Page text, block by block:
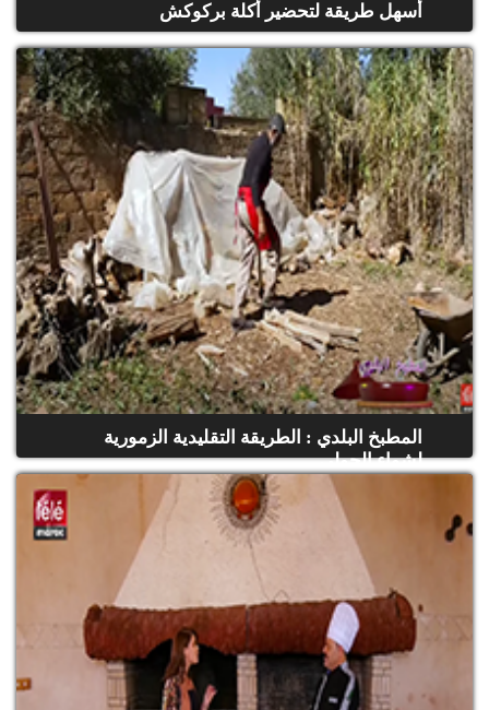
أسهل طريقة لتحضير أكلة بركوكش
(حلقة كاملة)
المطبخ البلدي : الطريقة التقليدية الزمورية
لشواء الحولي